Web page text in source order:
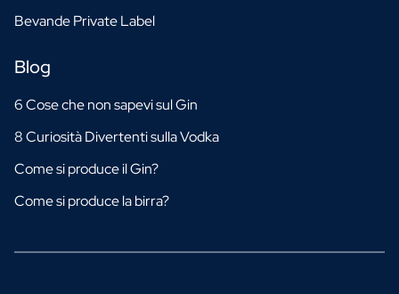
Bevande Private Label
Blog
6 Cose che non sapevi sul Gin
8 Curiosità Divertenti sulla Vodka
Come si produce il Gin?
Come si produce la birra?